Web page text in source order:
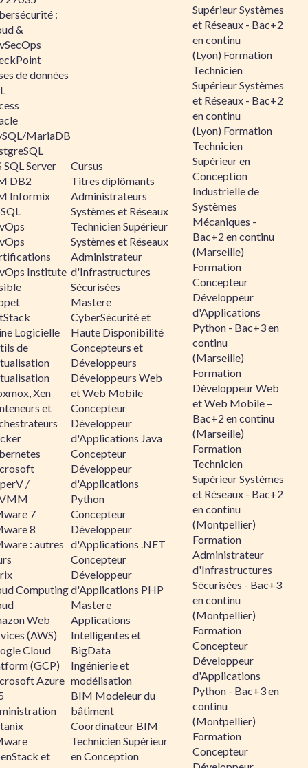
:
&
de données
MariaDB
SQL Server
DB2
Informix
Institute
Logicielle
de
Xen
et
/
7
8
: autres
Computing
Web
(AWS)
Cloud
(GCP)
Azure
et
Cursus
Titres diplômants
Administrateurs
Systèmes et Réseaux
Technicien Supérieur
Systèmes et Réseaux
Administrateur
d'Infrastructures
Sécurisées
Mastere
CyberSécurité et
Haute Disponibilité
Concepteurs et
Développeurs
Développeurs Web
et Web Mobile
Concepteur
Développeur
d'Applications Java
Concepteur
Développeur
d'Applications
Python
Concepteur
Développeur
d'Applications .NET
Concepteur
Développeur
d'Applications PHP
Mastere
Applications
Intelligentes et
BigData
Ingénierie et
modélisation
BIM Modeleur du
bâtiment
Coordinateur BIM
Technicien Supérieur
en Conception
Supérieur Systèmes
et Réseaux - Bac+2
en continu
(Lyon) Formation
Technicien
Supérieur Systèmes
et Réseaux - Bac+2
en continu
(Lyon) Formation
Technicien
Supérieur en
Conception
Industrielle de
Systèmes
Mécaniques -
Bac+2 en continu
(Marseille)
Formation
Concepteur
Développeur
d'Applications
Python - Bac+3 en
continu
(Marseille)
Formation
Développeur Web
et Web Mobile –
Bac+2 en continu
(Marseille)
Formation
Technicien
Supérieur Systèmes
et Réseaux - Bac+2
en continu
(Montpellier)
Formation
Administrateur
d'Infrastructures
Sécurisées - Bac+3
en continu
(Montpellier)
Formation
Concepteur
Développeur
d'Applications
Python - Bac+3 en
continu
(Montpellier)
Formation
Concepteur